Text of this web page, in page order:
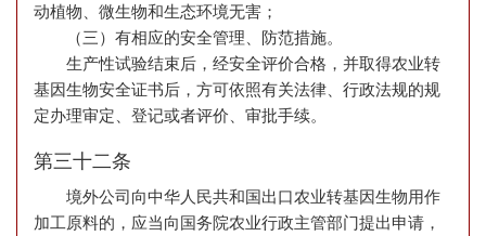
动植物、微生物和生态环境无害；
（三）有相应的安全管理、防范措施。
生产性试验结束后，经安全评价合格，并取得农业转
基因生物安全证书后，方可依照有关法律、行政法规的规
定办理审定、登记或者评价、审批手续。
第三十二条
境外公司向中华人民共和国出口农业转基因生物用作
加工原料的，应当向国务院农业行政主管部门提出申请，